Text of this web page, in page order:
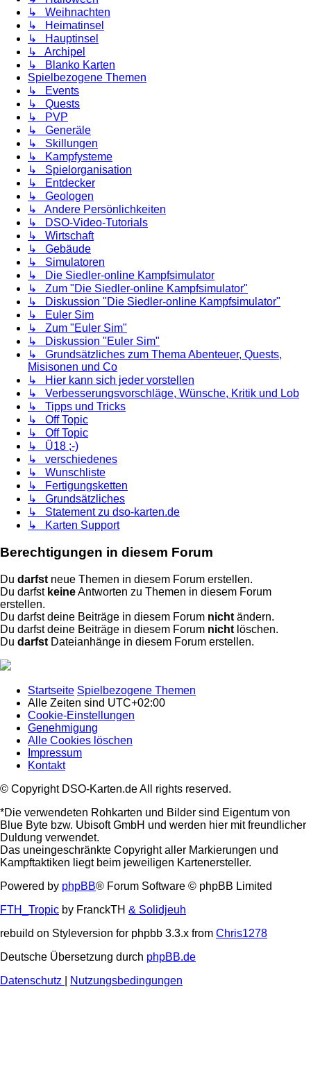
↳ Weihnachten
↳ Heimatinsel
↳ Hauptinsel
↳ Archipel
↳ Blanko Karten
Spielbezogene Themen
↳ Events
↳ Quests
↳ PVP
↳ Generäle
↳ Skillungen
↳ Kampfysteme
↳ Spielorganisation
↳ Entdecker
↳ Geologen
↳ Andere Persönlichkeiten
↳ DSO-Video-Tutorials
↳ Wirtschaft
↳ Gebäude
↳ Simulatoren
↳ Die Siedler-online Kampfsimulator
↳ Zum "Die Siedler-online Kampfsimulator"
↳ Diskussion "Die Siedler-online Kampfsimulator"
↳ Euler Sim
↳ Zum "Euler Sim"
↳ Diskussion "Euler Sim"
↳ Grundsätzliches zum Thema Abenteuer, Quests,
Misisonen und Co
↳ Hier kann sich jeder vorstellen
↳ Verbesserungsvorschläge, Wünsche, Kritik und Lob
↳ Tipps und Tricks
↳ Off Topic
↳ Off Topic
↳ Ü18 ;-)
↳ verschiedenes
↳ Wunschliste
↳ Fertigungsketten
↳ Grundsätzliches
↳ Statement zu dso-karten.de
↳ Karten Support
Berechtigungen in diesem Forum
Du darfst neue Themen in diesem Forum erstellen.
Du darfst keineAntworten zu Themen in diesem Forum
erstellen.
Du darfst deine Beiträge in diesem Forum nicht ändern.
Du darfst deine Beiträge in diesem Forum nicht löschen.
Du darfst Dateianhänge in diesem Forum erstellen.
Startseite Spielbezogene Themen
Alle Zeiten sind UTC+02:00
Cookie-Einstellungen
Genehmigung
Alle Cookies löschen
Impressum
Kontakt
© Copyright DSO-Karten.de All rights reserved.
*Die verwendeten Rohkarten und Bilder sind Eigentum von
Blue Byte bzw. Ubisoft GmbH und werden hier mit freundlicher
Duldung verwendet.
Das uneingeschränkte Copyright aller Markierungen und
Kampftaktiken liegt beim jeweiligen Kartenersteller.
Powered by phpBB® Forum Software © phpBB Limited
FTH_Tropic by FranckTH & Solidjeuh
rebuild on Styleversion for phpbb 3.3.x from Chris1278
Deutsche Übersetzung durch phpBB.de
Datenschutz
Nutzungsbedingungen